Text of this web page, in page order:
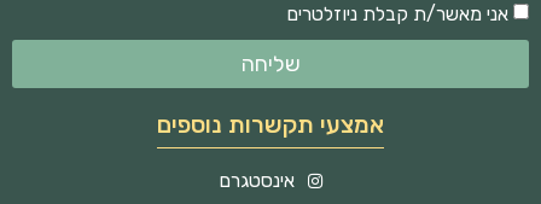
אני מאשר/ת קבלת ניוזלטרים
שליחה
אמצעי תקשרות נוספים
אינסטגרם